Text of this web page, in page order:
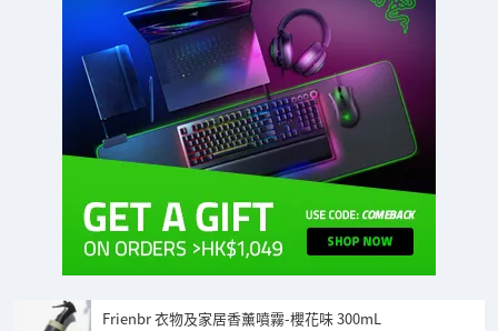
Frienbr 衣物及家居香薰噴霧-櫻花味 300mL